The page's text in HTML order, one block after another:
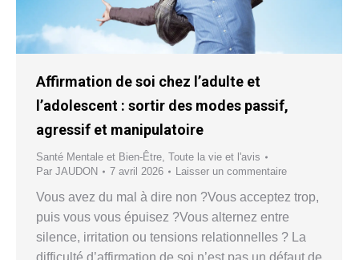
Affirmation de soi chez l’adulte et
l’adolescent : sortir des modes passif,
agressif et manipulatoire
Santé Mentale et Bien-Être, Toute la vie et l'avis
Par JAUDON 7 avril 2026 Laisser un commentaire
Vous avez du mal à dire non ?Vous acceptez trop,
puis vous vous épuisez ?Vous alternez entre
silence, irritation ou tensions relationnelles ? La